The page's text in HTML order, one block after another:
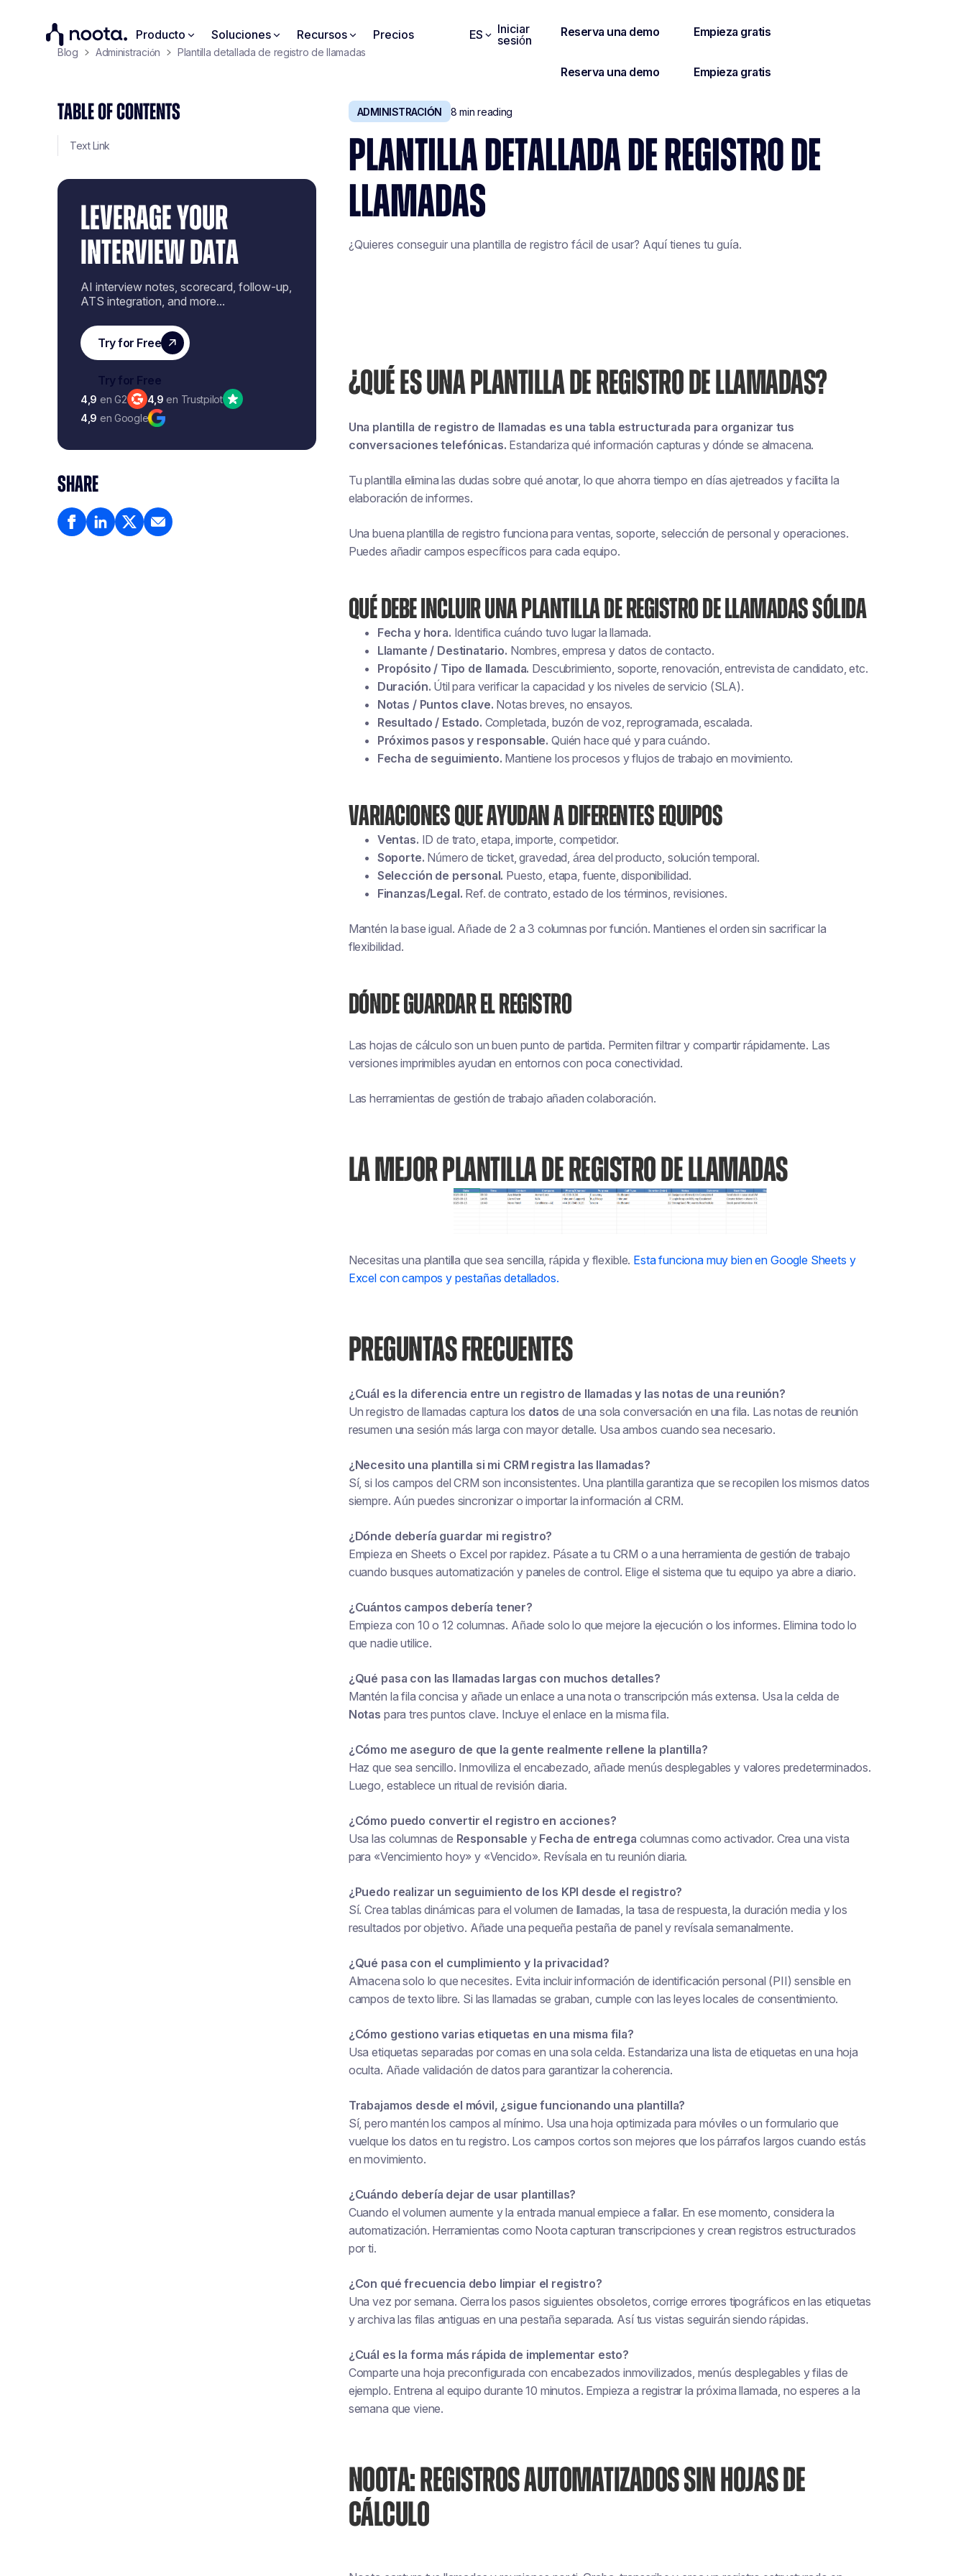
Producto Soluciones Recursos Precios ES
Iniciar
sesión
Blog Administración Plantilla detallada de registro de llamadas
TABLE OF CONTENTS
Text Link
LEVERAGE YOUR
INTERVIEW DATA
AI interview notes, scorecard, follow-up,
ATS integration, and more...
4,9 en G2 4,9 en Trustpilot
4,9 en Google
SHARE
ADMINISTRACIÓN 8 min reading
PLANTILLA DETALLADA DE REGISTRO DE
LLAMADAS
¿Quieres conseguir una plantilla de registro fácil de usar? Aquí tienes tu guía.
¿QUÉ ES UNA PLANTILLA DE REGISTRO DE LLAMADAS?
Una plantilla de registro de llamadas es una tabla estructurada para organizar tus
conversaciones telefónicas. Estandariza qué información capturas y dónde se almacena.
Tu plantilla elimina las dudas sobre qué anotar, lo que ahorra tiempo en días ajetreados y facilita la
elaboración de informes.
Una buena plantilla de registro funciona para ventas, soporte, selección de personal y operaciones.
Puedes añadir campos específicos para cada equipo.
QUÉ DEBE INCLUIR UNA PLANTILLA DE REGISTRO DE LLAMADAS SÓLIDA
Fecha y hora. Identifica cuándo tuvo lugar la llamada.
Llamante / Destinatario. Nombres, empresa y datos de contacto.
Propósito / Tipo de llamada. Descubrimiento, soporte, renovación, entrevista de candidato, etc.
Duración. Útil para verificar la capacidad y los niveles de servicio (SLA).
Notas / Puntos clave. Notas breves, no ensayos.
Resultado / Estado. Completada, buzón de voz, reprogramada, escalada.
Próximos pasos y responsable. Quién hace qué y para cuándo.
Fecha de seguimiento. Mantiene los procesos y flujos de trabajo en movimiento.
VARIACIONES QUE AYUDAN A DIFERENTES EQUIPOS
Ventas. ID de trato, etapa, importe, competidor.
Soporte. Número de ticket, gravedad, área del producto, solución temporal.
Selección de personal. Puesto, etapa, fuente, disponibilidad.
Finanzas/Legal. Ref. de contrato, estado de los términos, revisiones.
Mantén la base igual. Añade de 2 a 3 columnas por función. Mantienes el orden sin sacrificar la
flexibilidad.
DÓNDE GUARDAR EL REGISTRO
Las hojas de cálculo son un buen punto de partida. Permiten filtrar y compartir rápidamente. Las
versiones imprimibles ayudan en entornos con poca conectividad.
Las herramientas de gestión de trabajo añaden colaboración.
LA MEJOR PLANTILLA DE REGISTRO DE LLAMADAS
Necesitas una plantilla que sea sencilla, rápida y flexible. Esta funciona muy bien en Google Sheets y
Excel con campos y pestañas detallados.
PREGUNTAS FRECUENTES
¿Cuál es la diferencia entre un registro de llamadas y las notas de una reunión?
Un registro de llamadas captura los datos de una sola conversación en una fila. Las notas de reunión
resumen una sesión más larga con mayor detalle. Usa ambos cuando sea necesario.
¿Necesito una plantilla si mi CRM registra las llamadas?
Sí, si los campos del CRM son inconsistentes. Una plantilla garantiza que se recopilen los mismos datos
siempre. Aún puedes sincronizar o importar la información al CRM.
¿Dónde debería guardar mi registro?
Empieza en Sheets o Excel por rapidez. Pásate a tu CRM o a una herramienta de gestión de trabajo
cuando busques automatización y paneles de control. Elige el sistema que tu equipo ya abre a diario.
¿Cuántos campos debería tener?
Empieza con 10 o 12 columnas. Añade solo lo que mejore la ejecución o los informes. Elimina todo lo
que nadie utilice.
¿Qué pasa con las llamadas largas con muchos detalles?
Mantén la fila concisa y añade un enlace a una nota o transcripción más extensa. Usa la celda de
Notas para tres puntos clave. Incluye el enlace en la misma fila.
¿Cómo me aseguro de que la gente realmente rellene la plantilla?
Haz que sea sencillo. Inmoviliza el encabezado, añade menús desplegables y valores predeterminados.
Luego, establece un ritual de revisión diaria.
¿Cómo puedo convertir el registro en acciones?
Usa las columnas de Responsable y Fecha de entrega columnas como activador. Crea una vista
para «Vencimiento hoy» y «Vencido». Revísala en tu reunión diaria.
¿Puedo realizar un seguimiento de los KPI desde el registro?
Sí. Crea tablas dinámicas para el volumen de llamadas, la tasa de respuesta, la duración media y los
resultados por objetivo. Añade una pequeña pestaña de panel y revísala semanalmente.
¿Qué pasa con el cumplimiento y la privacidad?
Almacena solo lo que necesites. Evita incluir información de identificación personal (PII) sensible en
campos de texto libre. Si las llamadas se graban, cumple con las leyes locales de consentimiento.
¿Cómo gestiono varias etiquetas en una misma fila?
Usa etiquetas separadas por comas en una sola celda. Estandariza una lista de etiquetas en una hoja
oculta. Añade validación de datos para garantizar la coherencia.
Trabajamos desde el móvil, ¿sigue funcionando una plantilla?
Sí, pero mantén los campos al mínimo. Usa una hoja optimizada para móviles o un formulario que
vuelque los datos en tu registro. Los campos cortos son mejores que los párrafos largos cuando estás
en movimiento.
¿Cuándo debería dejar de usar plantillas?
Cuando el volumen aumente y la entrada manual empiece a fallar. En ese momento, considera la
automatización. Herramientas como Noota capturan transcripciones y crean registros estructurados
por ti.
¿Con qué frecuencia debo limpiar el registro?
Una vez por semana. Cierra los pasos siguientes obsoletos, corrige errores tipográficos en las etiquetas
y archiva las filas antiguas en una pestaña separada. Así tus vistas seguirán siendo rápidas.
¿Cuál es la forma más rápida de implementar esto?
Comparte una hoja preconfigurada con encabezados inmovilizados, menús desplegables y filas de
ejemplo. Entrena al equipo durante 10 minutos. Empieza a registrar la próxima llamada, no esperes a la
semana que viene.
NOOTA: REGISTROS AUTOMATIZADOS SIN HOJAS DE
CÁLCULO